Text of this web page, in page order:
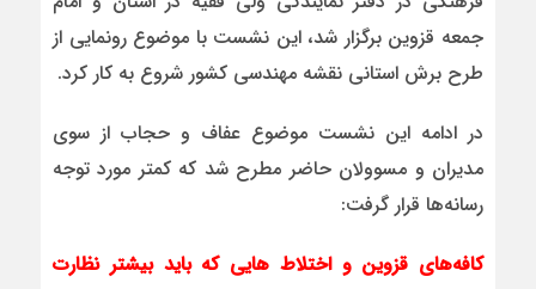
جمعه قزوین برگزار شد، این نشست با موضوع رونمایی از
طرح برش استانی نقشه مهندسی کشور شروع به کار کرد.
در ادامه این نشست موضوع عفاف و حجاب از سوی
مدیران و مسوولان حاضر مطرح شد که کمتر مورد توجه
رسانه‌ها قرار گرفت:
کافه‌های قزوین و اختلاط هایی که باید بیشتر نظارت